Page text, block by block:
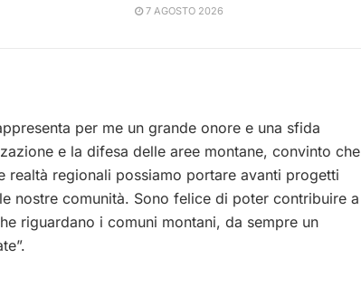
7 AGOSTO 2026
per me un grande onore e una sfida
e la difesa delle aree montane, convinto che
regionali possiamo portare avanti progetti
nostre comunità. Sono felice di poter contribuire a
riguardano i comuni montani, da sempre un